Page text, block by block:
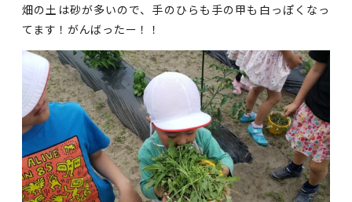
畑の土は砂が多いので、手のひらも手の甲も白っぽくなっ
てます！がんばったー！！